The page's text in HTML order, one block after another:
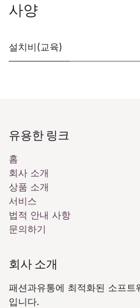
사양
설치비(교육)
유용한 링크
홈
회사 소개
상품 소개
서비스
법적 안내 사항
문의하기
회사 소개
패션과유통에 최적화된 소프
입니다.